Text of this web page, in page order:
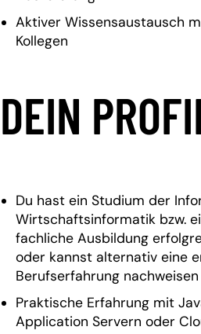
Aktiver Wissensaustausch
Kollegen
DEIN
Du hast ein Studium der
Wirtschaftsinformatik bzw.
fachliche Ausbildung
oder kannst alternativ eine
Berufserfahrung nachweisen
Praktische Erfahrung mit
Application Servern oder